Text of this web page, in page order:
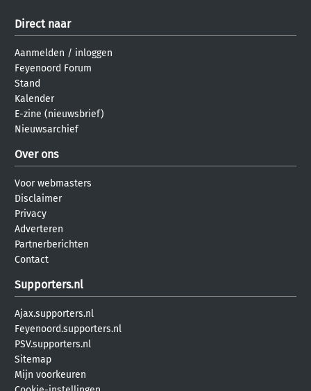
Direct naar
Aanmelden / inloggen
Feyenoord Forum
Stand
Kalender
E-zine (nieuwsbrief)
Nieuwsarchief
Over ons
Voor webmasters
Disclaimer
Privacy
Adverteren
Partnerberichten
Contact
Supporters.nl
Ajax.supporters.nl
Feyenoord.supporters.nl
PSV.supporters.nl
Sitemap
Mijn voorkeuren